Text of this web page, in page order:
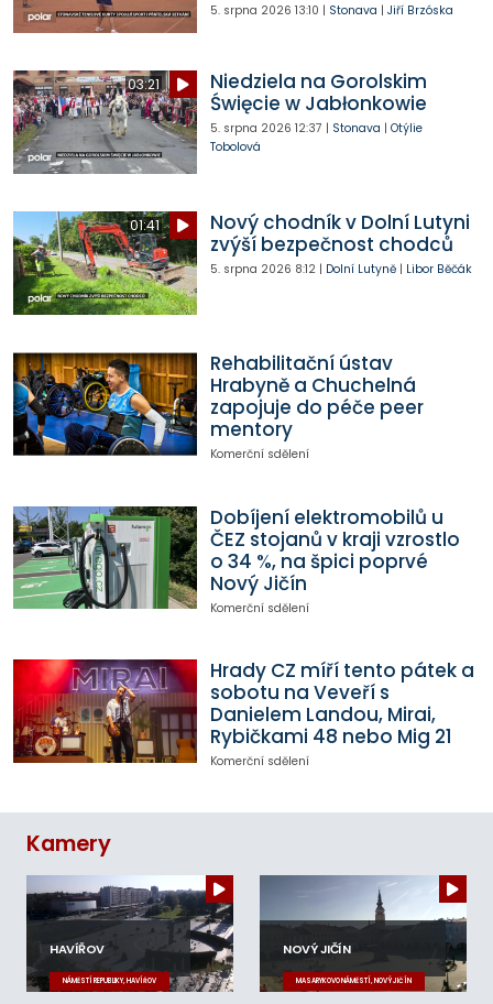
5. srpna 2026 13:10 | Stonava | Jiří Brzóska
03:21
Niedziela na Gorolskim
Święcie w Jabłonkowie
5. srpna 2026 12:37 | Stonava | Otýlie
Tobolová
01:41
Nový chodník v Dolní Lutyni
zvýší bezpečnost chodců
5. srpna 2026 8:12| Dolní Lutyně| Libor Běčák
Rehabilitační ústav
Hrabyně a Chuchelná
zapojuje do péče peer
mentory
Komerční sdělení
Dobíjení elektromobilů u
ČEZ stojanů v kraji vzrostlo
o 34 %, na špici poprvé
Nový Jičín
Komerční sdělení
Hrady CZ míří tento pátek a
sobotu na Veveří s
Danielem Landou, Mirai,
Rybičkami 48 nebo Mig 21
Komerční sdělení
Kamery
HAVÍŘOV
NÁMĚSTÍ REPUBLIKY, HAVÍŘOV
NOVÝ JIČÍN
MASARYKOVO NÁMĚSTÍ, NOVÝ JIČÍN